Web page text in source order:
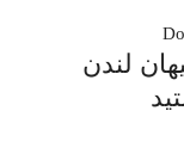
لندن